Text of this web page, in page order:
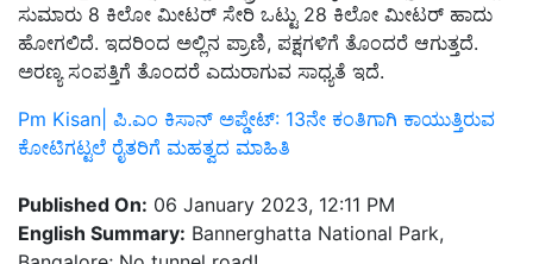
ಸುಮಾರು 8 ಕಿಲೋ ಮೀಟರ್ ಸೇರಿ ಒಟ್ಟು 28 ಕಿಲೋ ಮೀಟರ್ ಹಾದು
ಹೋಗಲಿದೆ. ಇದರಿಂದ ಅಲ್ಲಿನ ಪ್ರಾಣಿ, ಪಕ್ಷಗಳಿಗೆ ತೊಂದರೆ ಆಗುತ್ತದೆ.
ಅರಣ್ಯ ಸಂಪತ್ತಿಗೆ ತೊಂದರೆ ಎದುರಾಗುವ ಸಾಧ್ಯತೆ ಇದೆ.
Pm Kisan| ಪಿ.ಎಂ ಕಿಸಾನ್‌ ಅಪ್ಡೇಟ್‌: 13ನೇ ಕಂತಿಗಾಗಿ ಕಾಯುತ್ತಿರುವ
ಕೋಟಿಗಟ್ಟಲೆ ರೈತರಿಗೆ ಮಹತ್ವದ ಮಾಹಿತಿ
Published On: 06 January 2023, 12:11 PM
English Summary: Bannerghatta National Park,